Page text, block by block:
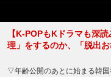
【K-POPもKドラマも深
理」をするのか、「脱出
▽年齢公開のあとに始まる韓